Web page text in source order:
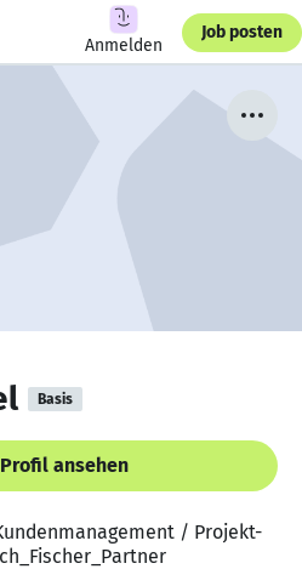
Anmelden
Job posten
Basis
ansehen
/ Projekt-